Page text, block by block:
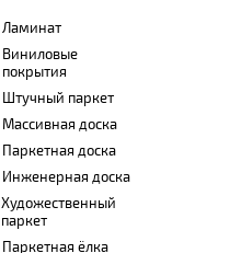
Ламинат
Виниловые
покрытия
Штучный паркет
Массивная доска
Паркетная доска
Инженерная доска
Художественный
паркет
Паркетная ёлка